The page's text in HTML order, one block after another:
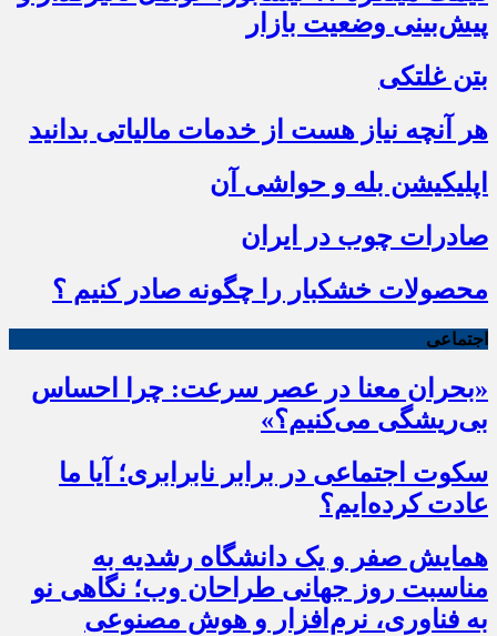
پیش‌بینی وضعیت بازار
بتن غلتکی
هر آنچه نیاز هست از خدمات مالیاتی بدانید
اپلیکیشن بله و حواشی آن
صادرات چوب در ایران
محصولات خشکبار را چگونه صادر کنیم ؟
اجتماعی
«بحران معنا در عصر سرعت: چرا احساس
بی‌ریشگی می‌کنیم؟»
سکوت اجتماعی در برابر نابرابری؛ آیا ما
عادت کرده‌ایم؟
همایش صفر و یک دانشگاه رشدیه به
مناسبت روز جهانی طراحان وب؛ نگاهی نو
به فناوری، نرم‌افزار و هوش مصنوعی